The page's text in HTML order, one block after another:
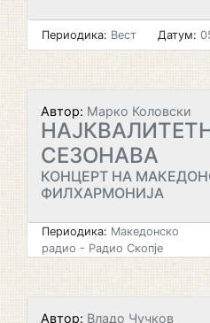
Периодика: Вест Датум:
Автор: Марко Коловски
СЕЗОНАВА
КОНЦЕРТ НА
ФИЛХАРМОНИЈА
Периодика: Македонско
радио - Радио Скопје
Автор: Владо Чучков